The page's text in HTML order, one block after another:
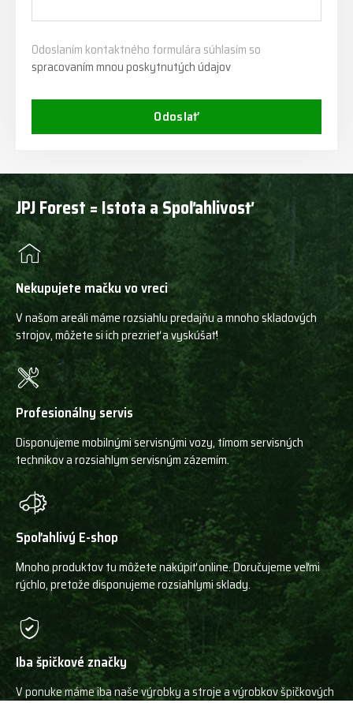
Odoslaním kontaktného formulára súhlasím so
spracovaním mnou poskytnutých údajov
Odoslať
JPJ Forest = Istota a Spoľahlivosť
Nekupujete mačku vo vreci
V našom areáli máme rozsiahlu predajňu a mnoho skladových
strojov, môžete si ich prezrieť a vyskúšať!
Profesionálny servis
Disponujeme mobilnými servisnými vozy, tímom servisných
technikov a rozsiahlym servisným zázemím.
Spoľahlivý E-shop
Mnoho produktov tu môžete nakúpiť online. Doručujeme veľmi
rýchlo, pretože disponujeme rozsiahlymi sklady.
Iba špičkové značky
V ponuke máme iba naše výrobky a stroje a výrobkov špičkových